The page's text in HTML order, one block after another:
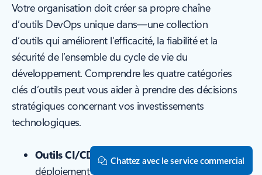
Votre organisation doit créer sa propre chaîne
d’outils DevOps unique dans—une collection
d’outils qui améliorent l’efficacité, la fiabilité et la
sécurité de l’ensemble du cycle de vie du
développement. Comprendre les quatre catégories
clés d’outils peut vous aider à prendre des décisions
stratégiques concernant vos investissements
technologiques.
Outils CI/CD automatiser l’intégration et le
déploiement des modifications de code. En
Chattez avec le service commercial